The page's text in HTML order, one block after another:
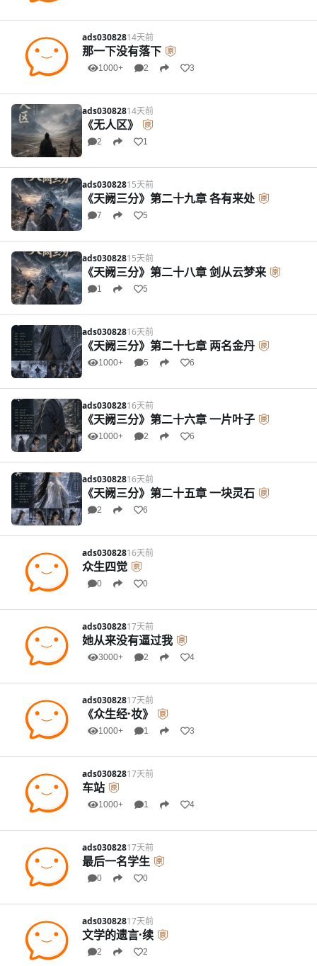
ads03082814天前
那一下没有落下
1000+ 2 3
ads03082814天前
《无人区》
2 1
ads03082815天前
《天阙三分》第二十九章 各有来处
7 5
ads03082815天前
《天阙三分》第二十八章 剑从云梦来
1 5
ads03082816天前
《天阙三分》第二十七章 两名金丹
1000+ 5 6
ads03082816天前
《天阙三分》第二十六章 一片叶子
1000+ 2 6
ads03082816天前
《天阙三分》第二十五章 一块灵石
2 6
ads03082816天前
众生四觉
0 0
ads03082817天前
她从来没有逼过我
3000+ 2 4
ads03082817天前
《众生经·妆》
1000+ 1 3
ads03082817天前
车站
1000+ 1 4
ads03082817天前
最后一名学生
0 0
ads03082817天前
文学的遗言·续
2 2